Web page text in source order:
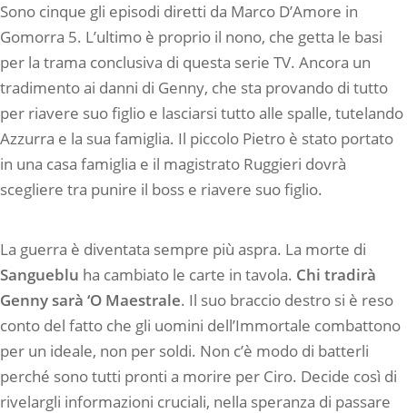
Sono cinque gli episodi diretti da Marco D’Amore in
Gomorra 5. L’ultimo è proprio il nono, che getta le basi
per la trama conclusiva di questa serie TV. Ancora un
tradimento ai danni di Genny, che sta provando di tutto
per riavere suo figlio e lasciarsi tutto alle spalle, tutelando
Azzurra e la sua famiglia. Il piccolo Pietro è stato portato
in una casa famiglia e il magistrato Ruggieri dovrà
scegliere tra punire il boss e riavere suo figlio.
La guerra è diventata sempre più aspra. La morte di
Sangueblu ha cambiato le carte in tavola. Chi tradirà
Genny sarà ‘O Maestrale. Il suo braccio destro si è reso
conto del fatto che gli uomini dell’Immortale combattono
per un ideale, non per soldi. Non c’è modo di batterli
perché sono tutti pronti a morire per Ciro. Decide così di
rivelargli informazioni cruciali, nella speranza di passare